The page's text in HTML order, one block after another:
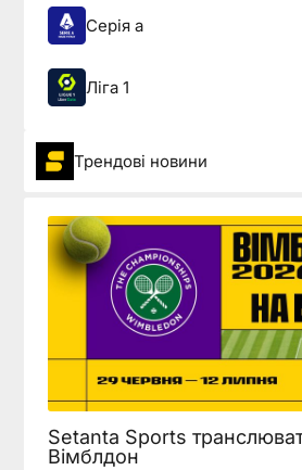
Серія а
Ліга 1
Трендові новини
Setanta Sports
Вімблдон